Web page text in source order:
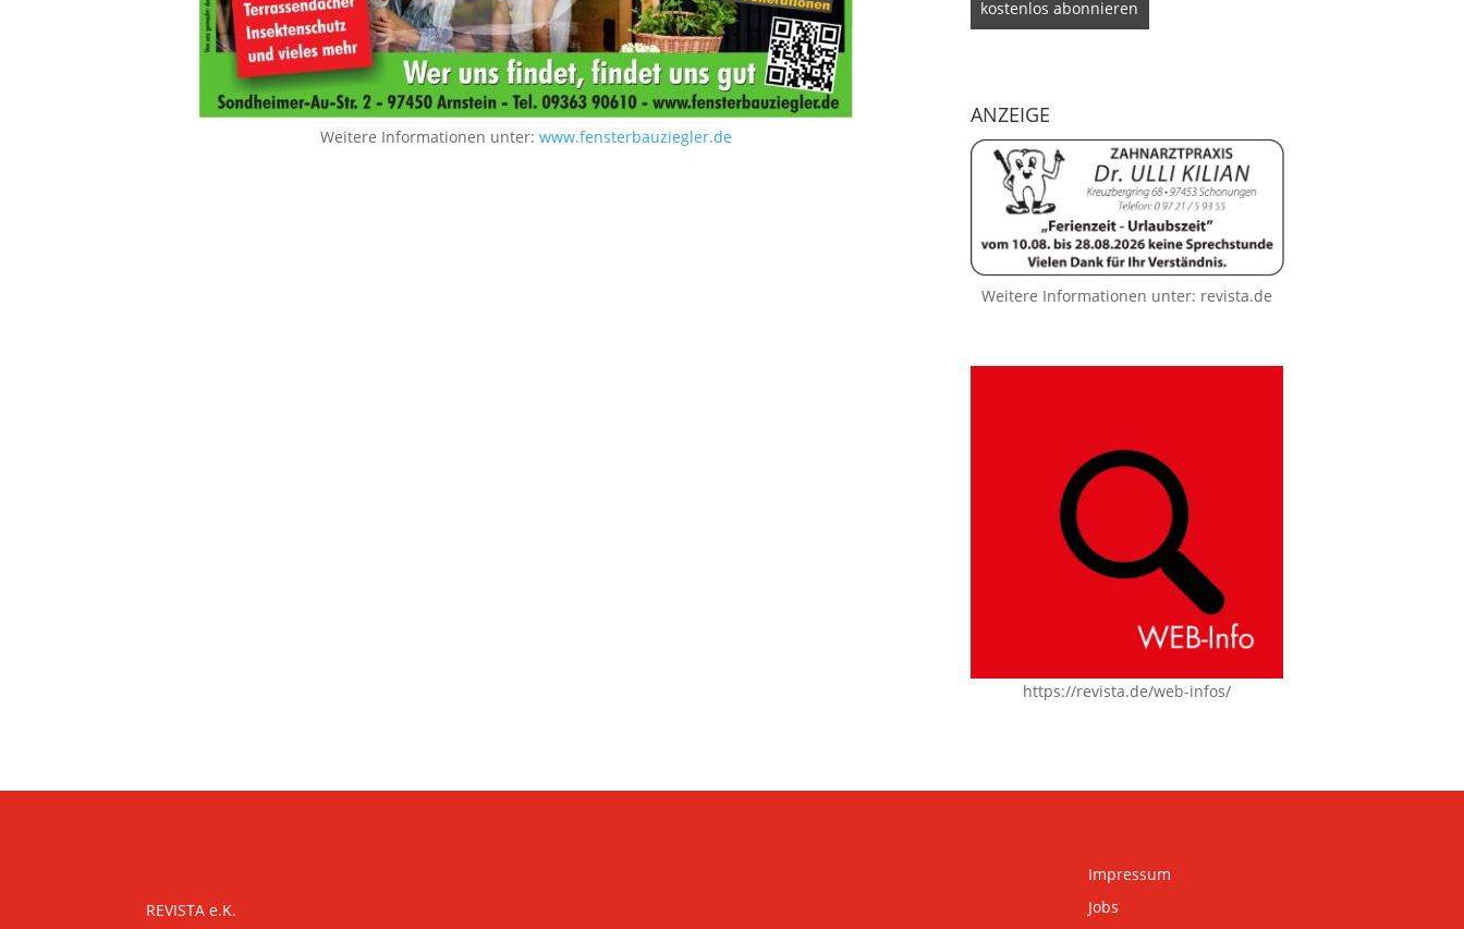
Weitere Informationen unter: www.fensterbauziegler.de
ANZEIGE
Weitere Informationen unter: revista.de
https://revista.de/web-infos/
REVISTA e.K.
Impressum
Jobs